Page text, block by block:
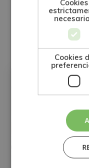
Alternative:
Otras
OTRAS
Cookies
Cookies